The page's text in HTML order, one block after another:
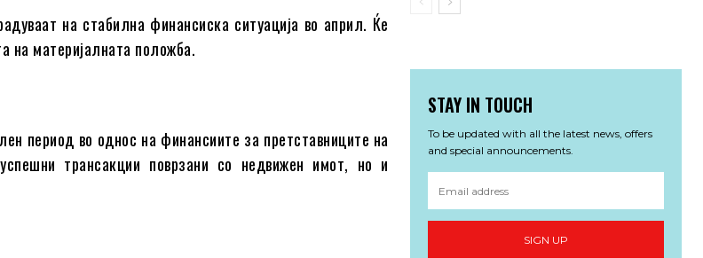
на стабилна финансиска ситуација во април. Ќе
на материјалната положба.
период во однос на финансиите за претставниците на
трансакции поврзани со недвижен имот, но и
STAY IN TOUCH
To be updated with all the latest news, offers
and special announcements.
SIGN UP